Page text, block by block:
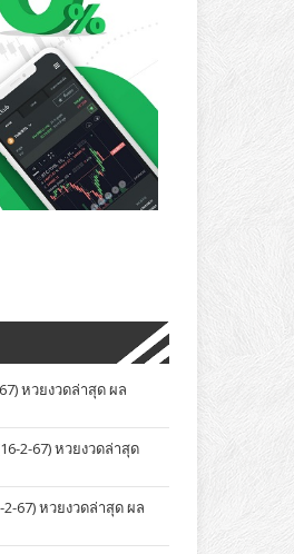
หวยงวดล่าสุด ผล
2-67) หวยงวดล่าสุด
67) หวยงวดล่าสุด ผล